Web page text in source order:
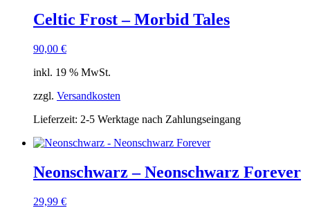
Celtic Frost – Morbid Tales
90,00 €
inkl. 19 % MwSt.
zzgl. Versandkosten
Lieferzeit: 2-5 Werktage nach Zahlungseingang
Neonschwarz – Neonschwarz Forever
29,99 €